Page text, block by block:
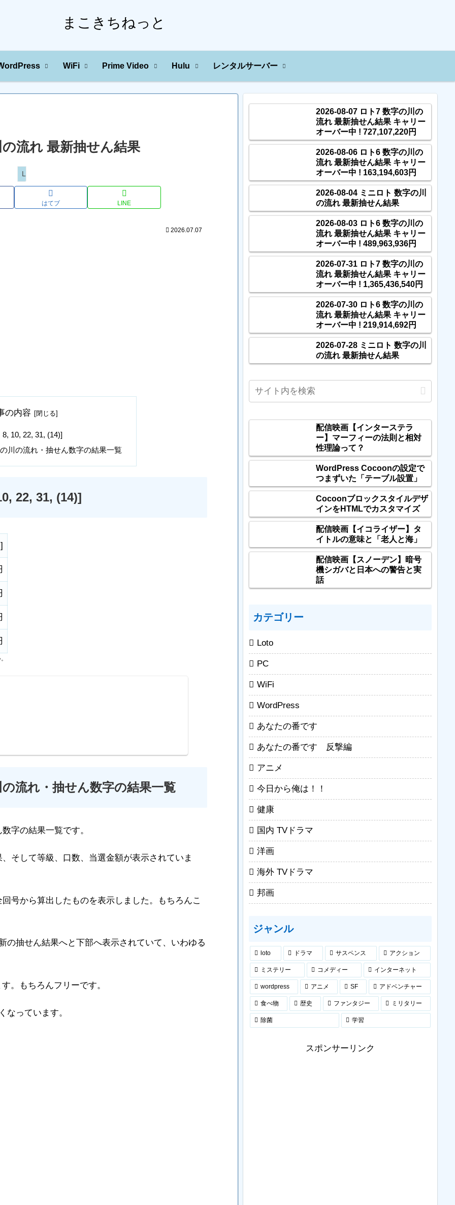
まこきちねっと
WiFi Prime Video Hulu レンタルサーバー
流れ 最新抽せん結果
Loto
はてブ LINE
2026.07.07
の内容
10, 22, 31, (14)]
川の流れ・抽せん数字の結果一覧
22, 31, (14)]
]
流れ・抽せん数字の結果一覧
字の結果一覧です。
そして等級、口数、当選金額が表示されていま
号から算出したものを表示しました。もちろんこ
の抽せん結果へと下部へ表示されていて、いわゆる
。もちろんフリーです。
なっています。
2026-08-07 ロト7 数字の川の
流れ 最新抽せん結果 キャリー
オーバー中 ! 727,107,220円
2026-08-06 ロト6 数字の川の
流れ 最新抽せん結果 キャリー
オーバー中 ! 163,194,603円
2026-08-04 ミニロト 数字の川
の流れ 最新抽せん結果
2026-08-03 ロト6 数字の川の
流れ 最新抽せん結果 キャリー
オーバー中 ! 489,963,936円
2026-07-31 ロト7 数字の川の
流れ 最新抽せん結果 キャリー
オーバー中 ! 1,365,436,540円
2026-07-30 ロト6 数字の川の
流れ 最新抽せん結果 キャリー
オーバー中 ! 219,914,692円
2026-07-28 ミニロト 数字の川
の流れ 最新抽せん結果
配信映画【インターステラ
ー】マーフィーの法則と相対
性理論って？
WordPress Cocoonの設定で
つまずいた「テーブル設置」
Cocoonブロックスタイルデザ
インをHTMLでカスタマイズ
配信映画【イコライザー】タ
イトルの意味と「老人と海」
配信映画【スノーデン】暗号
機シガバと日本への警告と実
話
カテゴリー
Loto
PC
WiFi
WordPress
あなたの番です
あなたの番です 反撃編
アニメ
今日から俺は！！
健康
国内 TVドラマ
洋画
海外 TVドラマ
邦画
ジャンル
loto ドラマ サスペンス アクション
ミステリー コメディー インターネット
wordpress アニメ SF アドベンチャー
食べ物 歴史 ファンタジー ミリタリー
除菌 学習
スポンサーリンク